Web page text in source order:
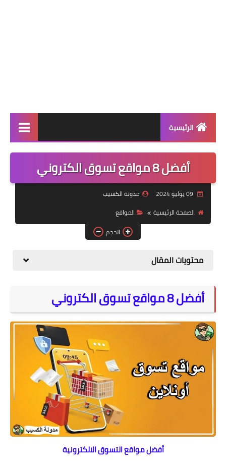
الرئيسية
الربح من الانترنت
الالعاب
التطبيقات
المواقع
أفضل 8 مواقع تسوق الكتروني
مدونة الكسيب
الصفحة الرئيسية
المواقع
الحجم
محتويات المقال
أفضل 8 مواقع تسوق الكتروني
أفضل مواقع التسوق الالكترونية